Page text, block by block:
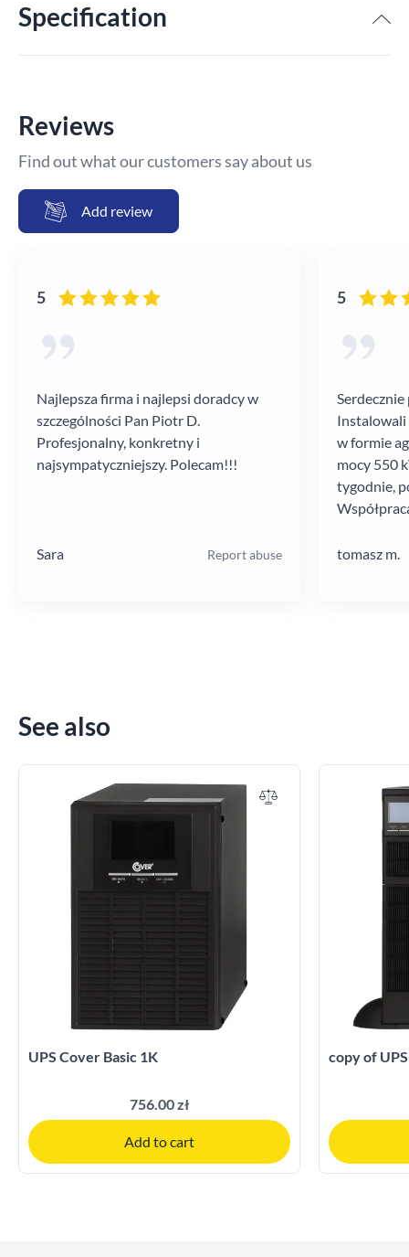
Specification
Reviews
Find out what our customers say about us
Add review
5
Najlepsza firma i najlepsi doradcy w
szczególności Pan Piotr D.
Profesjonalny, konkretny i
najsympatyczniejszy. Polecam!!!
Sara Report abuse
5
Instalowali
w formie
mocy 550
tygodnie,
tomasz m.
See also
UPS Cover Basic 1K
756.00 zł
Add to cart
copy of